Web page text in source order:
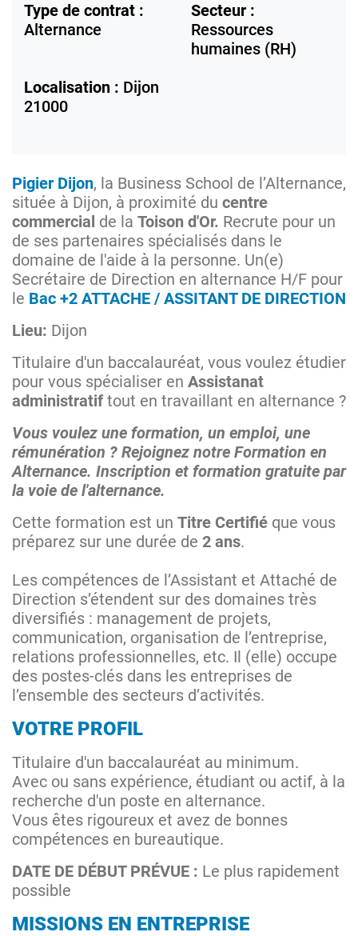
Type de contrat :
Alternance
Secteur :
Ressources
humaines (RH)
Localisation : Dijon
21000
Pigier Dijon, la Business School de l’Alternance,
située à Dijon, à proximité du centre
commercial de la Toison d'Or. Recrute pour un
de ses partenaires spécialisés dans le
domaine de l'aide à la personne. Un(e)
Secrétaire de Direction en alternance H/F pour
le Bac +2 ATTACHE / ASSITANT DE DIRECTION
Lieu: Dijon
Titulaire d'un baccalauréat, vous voulez étudier
pour vous spécialiser en Assistanat
administratif tout en travaillant en alternance ?
Vous voulez une formation, un emploi, une
rémunération ? Rejoignez notre Formation en
Alternance. Inscription et formation gratuite par
la voie de l'alternance.
Cette formation est un Titre Certifié que vous
préparez sur une durée de 2 ans.
Les compétences de l’Assistant et Attaché de
Direction s’étendent sur des domaines très
diversifiés : management de projets,
communication, organisation de l’entreprise,
relations professionnelles, etc. Il (elle) occupe
des postes-clés dans les entreprises de
l’ensemble des secteurs d’activités.
VOTRE PROFIL
Titulaire d'un baccalauréat au minimum.
Avec ou sans expérience, étudiant ou actif, à la
recherche d'un poste en alternance.
Vous êtes rigoureux et avez de bonnes
compétences en bureautique.
DATE DE DÉBUT PRÉVUE : Le plus rapidement
possible
MISSIONS EN ENTREPRISE